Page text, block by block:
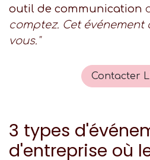
outil de communication
comptez. Cet événement
vous."
Contacter
3 types
d'entreprise où